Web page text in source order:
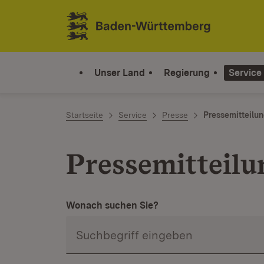
Zum Inhalt springen
Link zur Startseite
Unser Land Regierung Service
Startseite Service Presse
Wonach suchen Sie?